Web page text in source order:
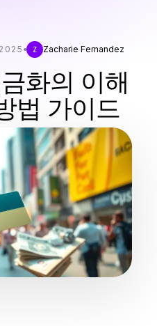
Z Zacharie Fernandez
화의 이해
법 가이드